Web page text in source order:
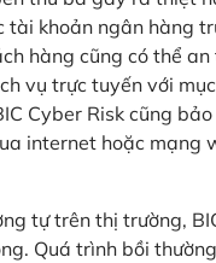
tài khoản ngân hàng
hàng cũng có thể an
vụ trực tuyến với
Cyber Risk cũng bảo
internet hoặc mạng
tự trên thị trường,
Quá trình bồi